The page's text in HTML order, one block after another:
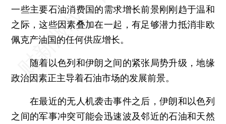
一些主要石油消费国的需求增长前景刚刚趋于温和
之际，这些因素叠加在一起，有足够潜力抵消非欧
佩克产油国的任何供应增长。
随着以色列和伊朗之间的紧张局势升级，地缘
政治因素正主导着石油市场的发展前景。
在最近的无人机袭击事件之后，伊朗和以色列
之间的军事冲突可能会迅速波及邻近的石油和天然